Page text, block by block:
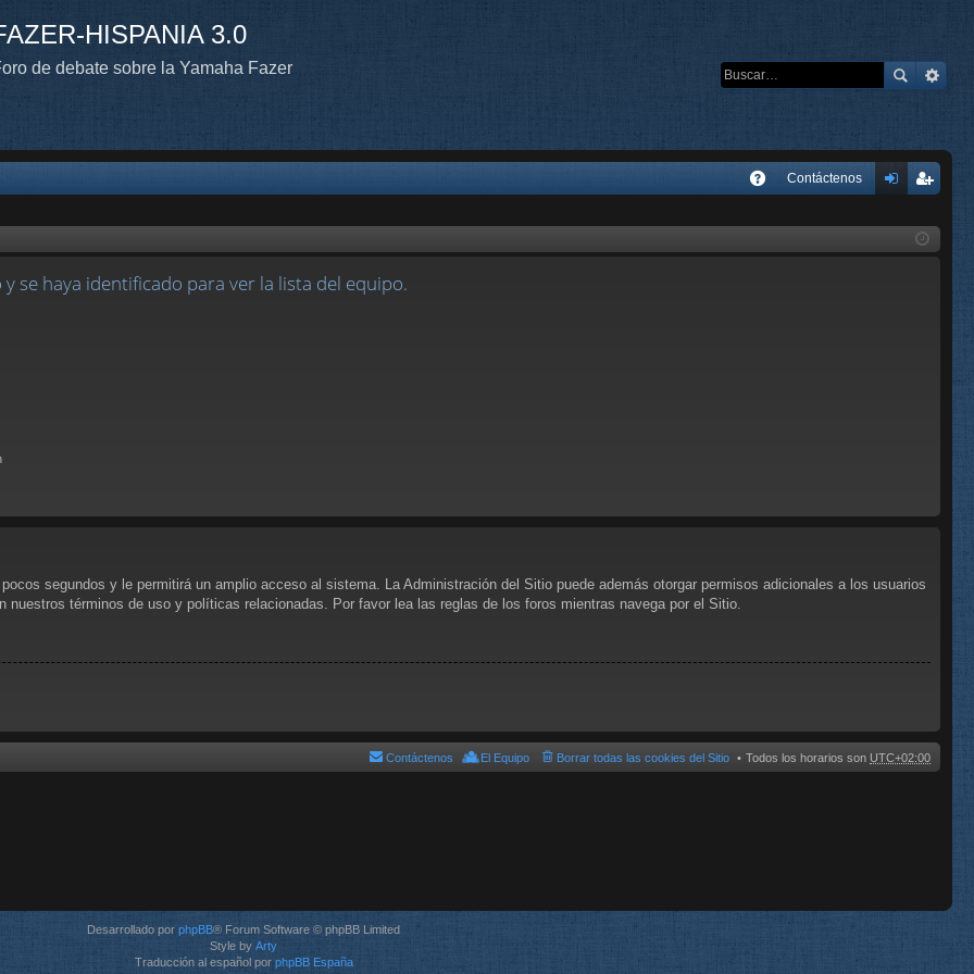
HISPANIA 3.0
de debate sobre la Yamaha Fazer
Contáctenos
ist
se haya identificado para ver la lista del equipo.
segundos y le permitirá un amplio acceso al sistema. La Administración del Sitio puede además otorgar permisos adicionales a los usuarios
términos de uso y políticas relacionadas. Por favor lea las reglas de los foros mientras navega por el Sitio.
Todos los horarios son UTC+02:00
Borrar todas las cookies del Sitio
El Equipo
Contáctenos
Desarrollado por phpBB® Forum Software © phpBB Limited
Style by Arty
Traducción al español por phpBB España